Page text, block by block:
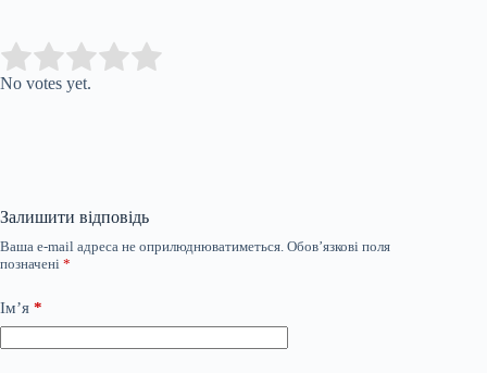
Rate this item:
No votes yet.
Залишити відповідь
Ваша e-mail адреса не оприлюднюватиметься. Обов’язкові поля
позначені *
Ім’я *